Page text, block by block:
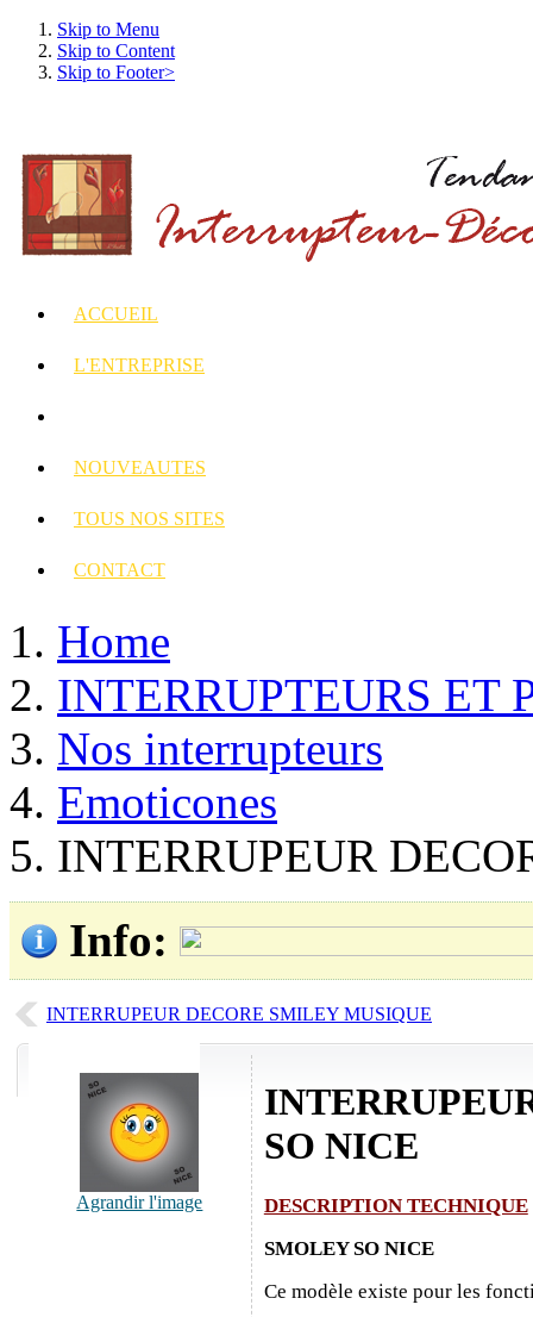
Skip to Menu
Skip to Content
Skip to Footer>
ACCUEIL
L'ENTREPRISE
NOUVEAUTES
TOUS NOS SITES
CONTACT
Home
INTERRUPTEURS ET
Nos interrupteurs
Emoticones
INTERRUPEUR
Info:
INTERRUPEUR DECORE SMILEY MUSIQUE
Agrandir l'image
SO NICE
DESCRIPTION TECHNIQUE
SMOLEY SO NICE
Ce modèle existe pour les